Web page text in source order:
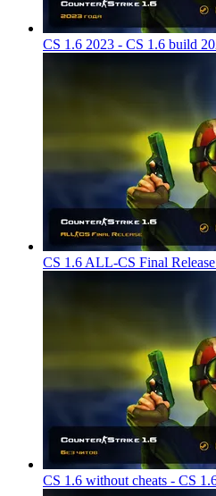
CS 1.6 2023 - CS 1.6 build
CS 1.6 ALL-CS Final
CS 1.6 without cheats - CS